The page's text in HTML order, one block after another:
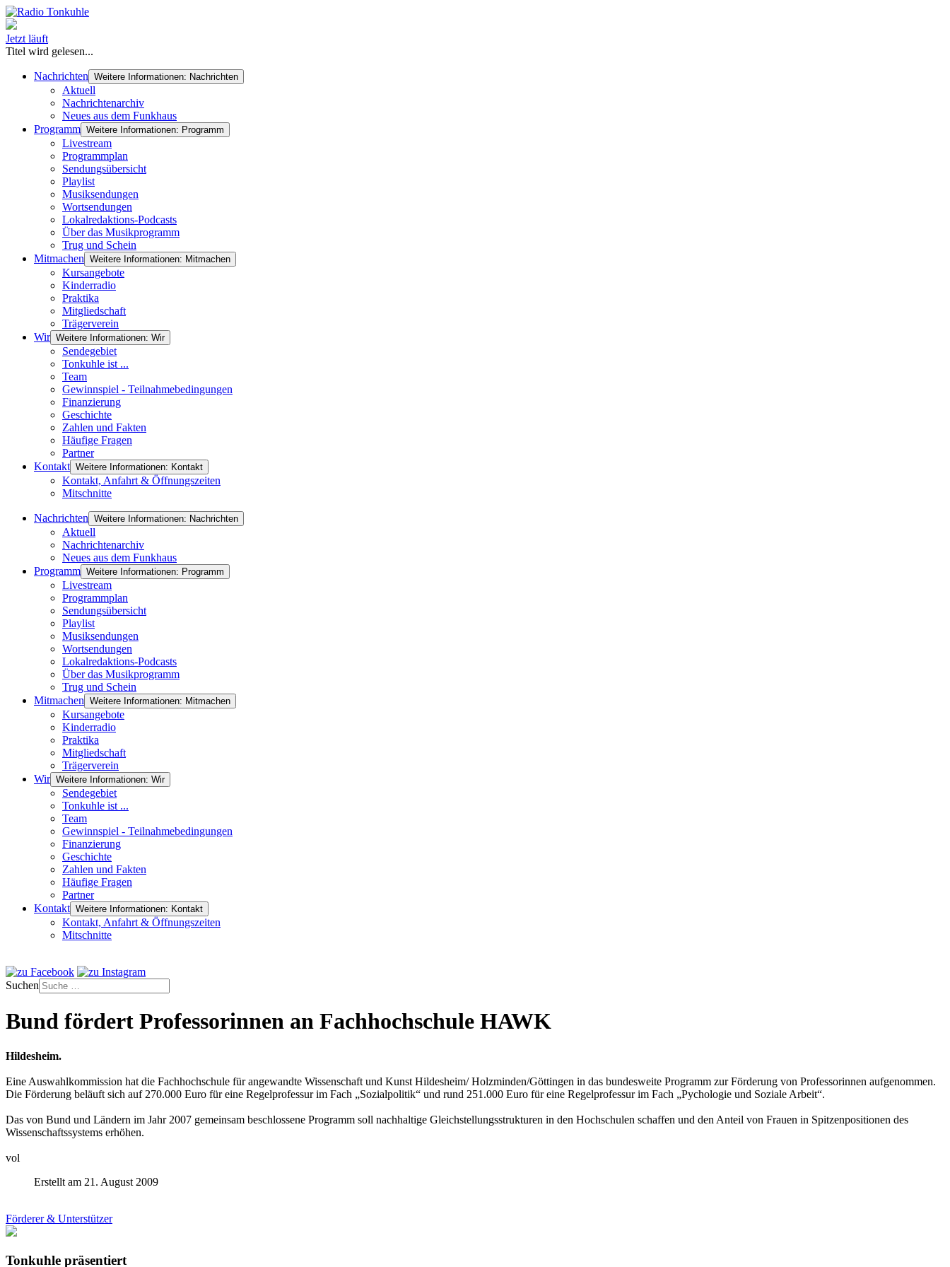
Jetzt läuft
Titel wird gelesen...
Nachrichten Weitere Informationen: Nachrichten
Aktuell
Nachrichtenarchiv
Neues aus dem Funkhaus
Programm Weitere Informationen: Programm
Livestream
Programmplan
Sendungsübersicht
Playlist
Musiksendungen
Wortsendungen
Lokalredaktions-Podcasts
Über das Musikprogramm
Trug und Schein
Mitmachen Weitere Informationen: Mitmachen
Kursangebote
Kinderradio
Praktika
Mitgliedschaft
Trägerverein
Wir Weitere Informationen: Wir
Sendegebiet
Tonkuhle ist ...
Team
Gewinnspiel - Teilnahmebedingungen
Finanzierung
Geschichte
Zahlen und Fakten
Häufige Fragen
Partner
Kontakt Weitere Informationen: Kontakt
Kontakt, Anfahrt & Öffnungszeiten
Mitschnitte
Nachrichten Weitere Informationen: Nachrichten
Aktuell
Nachrichtenarchiv
Neues aus dem Funkhaus
Programm Weitere Informationen: Programm
Livestream
Programmplan
Sendungsübersicht
Playlist
Musiksendungen
Wortsendungen
Lokalredaktions-Podcasts
Über das Musikprogramm
Trug und Schein
Mitmachen Weitere Informationen: Mitmachen
Kursangebote
Kinderradio
Praktika
Mitgliedschaft
Trägerverein
Wir Weitere Informationen: Wir
Sendegebiet
Tonkuhle ist ...
Team
Gewinnspiel - Teilnahmebedingungen
Finanzierung
Geschichte
Zahlen und Fakten
Häufige Fragen
Partner
Kontakt Weitere Informationen: Kontakt
Kontakt, Anfahrt & Öffnungszeiten
Mitschnitte
Suchen
Bund fördert Professorinnen an Fachhochschule HAWK
Hildesheim.
Eine Auswahlkommission hat die Fachhochschule für angewandte Wissenschaft und Kunst Hildesheim/ Holzminden/Göttingen in das bundesweite Programm zur Förderung von Professorinnen aufgenommen.
Die Förderung beläuft sich auf 270.000 Euro für eine Regelprofessur im Fach „Sozialpolitik“ und rund 251.000 Euro für eine Regelprofessur im Fach „Pychologie und Soziale Arbeit“.
Das von Bund und Ländern im Jahr 2007 gemeinsam beschlossene Programm soll nachhaltige Gleichstellungsstrukturen in den Hochschulen schaffen und den Anteil von Frauen in Spitzenpositionen des
Wissenschaftssystems erhöhen.
vol
Erstellt am 21. August 2009
Förderer & Unterstützer
Tonkuhle präsentiert